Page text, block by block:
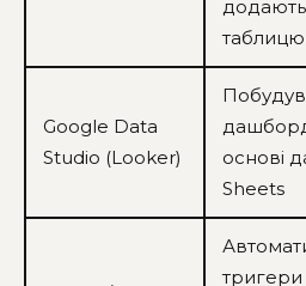
таблицю
Google Data
Studio (Looker)
основі
Sheets
тригери